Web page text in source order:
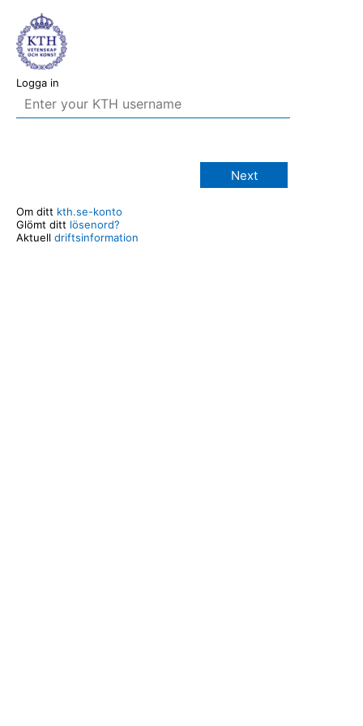
Logga in
Next
Om ditt kth.se-konto
Glömt ditt lösenord?
Aktuell driftsinformation